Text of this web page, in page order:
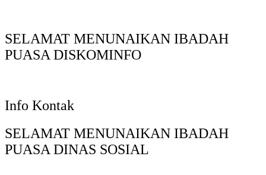
SELAMAT MENUNAIKAN IBADAH
PUASA DISKOMINFO
Info Kontak
SELAMAT MENUNAIKAN IBADAH
PUASA DINAS SOSIAL